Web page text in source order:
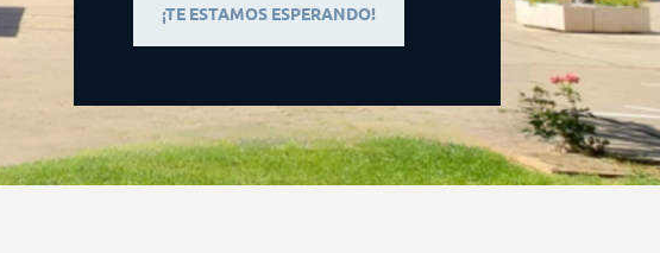
¡TE ESTAMOS ESPERANDO!